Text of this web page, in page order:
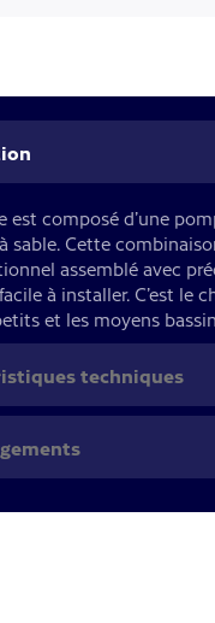
est composé d’une
sable. Cette
assemblé avec
à installer. C’est le
et les moyens
techniques